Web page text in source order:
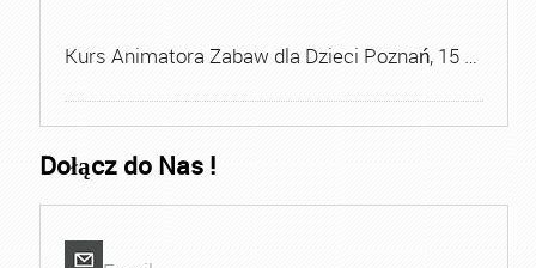
Kurs Animatora Zabaw dla Dzieci Poznań, 15 …
Dołącz do Nas !